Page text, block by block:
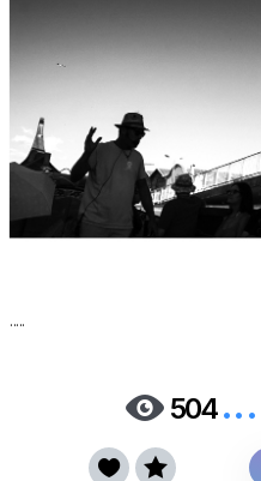
.....
 504...
 